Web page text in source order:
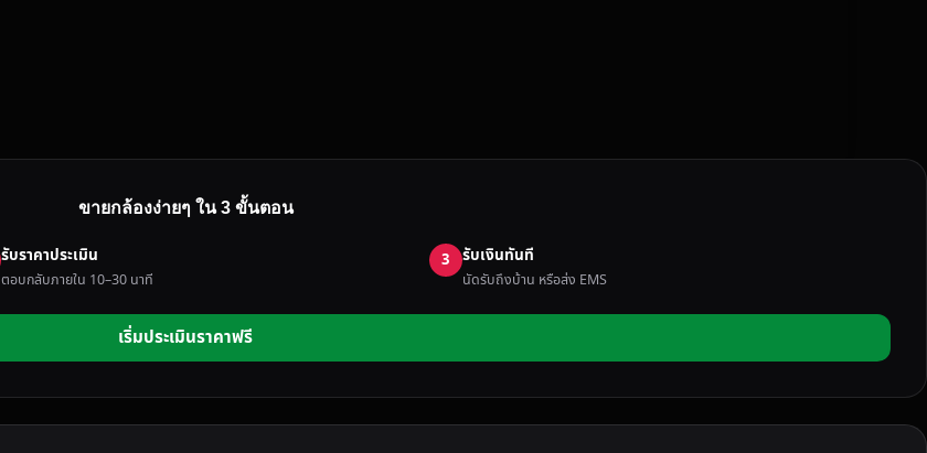
ขายกล้องง่ายๆ ใน 3 ขั้นตอน
รับราคาประเมิน
ตอบกลับภายใน 10–30 นาที
3 รับเงินทันที
นัดรับถึงบ้าน หรือส่ง EMS
เริ่มประเมินราคาฟรี